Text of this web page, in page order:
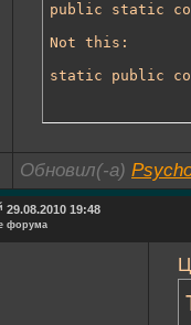
public static
Not this:
static public
Обновил(-а)
29.08.2010 19:48